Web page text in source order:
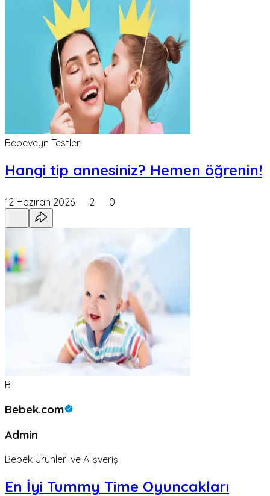
Bebeveyn Testleri
Hangi tip annesiniz? Hemen öğrenin!
12 Haziran 2026 2 0
B
Bebek.com
Admin
Bebek Ürünleri ve Alışveriş
En İyi Tummy Time Oyuncakları